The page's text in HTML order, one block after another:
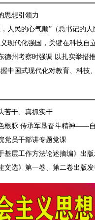
国家主席习近平
思想引领力
人民的心气顺”（总书记的人
现代化强国，关键在科技自
德州考察时强调 以扎实举措
中国式现代化对教育、科技
苦干、真抓实干
根脉 传承军垦奋斗精神——
党员干部讲专题党课
基层工作方法论述摘编》出
文选》第一卷、第二卷出版